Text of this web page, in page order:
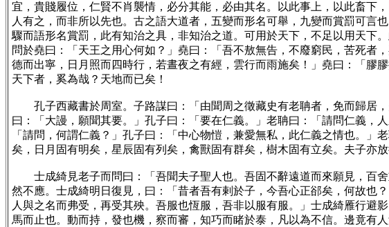
宜，貴賤履位，仁賢不肖襲情，必分其能，必由其名。以此事上，以此畜下
人有之，而非所以先也。古之語大道者，五變而形名可舉，九變而賞罰可言
驟而語形名賞罰，此有知治之具，非知治之道。可用於天下，不足以用天下
問於堯曰：「天王之用心何如？」堯曰：「吾不敖無告，不廢窮民，苦死者
德而出寧，日月照而四時行，若晝夜之有經，雲行而雨施矣！」堯曰：「膠
天下者，奚為哉？天地而已矣！
孔子西藏書於周室。子路謀曰：「由聞周之徵藏史有老聃者，免而歸居，
曰：「大謾，願聞其要。」孔子曰：「要在仁義。」老聃曰：「請問仁義，
「請問，何謂仁義？」孔子曰：「中心物愷，兼愛無私，此仁義之情也。
矣，日月固有明矣，星辰固有列矣，禽獸固有群矣，樹木固有立矣。夫子亦
士成綺見老子而問曰：「吾聞夫子聖人也。吾固不辭遠道而來願見，百
然不應。士成綺明日復見，曰：「昔者吾有剌於子，今吾心正郤矣，何故也
人與之名而弗受，再受其殃。吾服也恆服，吾非以服有服。」士成綺雁行避
馬而止也。動而持，發也機，察而審，知巧而睹於泰，凡以為不信。邊竟有人